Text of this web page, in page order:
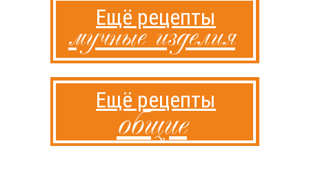
Ещё рецепты
мучные изделия
Ещё рецепты
общие